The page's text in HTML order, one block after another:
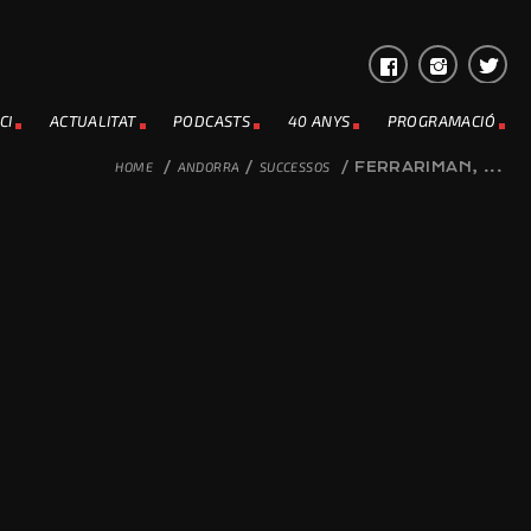
ACTUALITAT PODCASTS 40 ANYS PROGRAMACIÓ
HOME / ANDORRA / SUCCESSOS / FERRARIMAN, ...